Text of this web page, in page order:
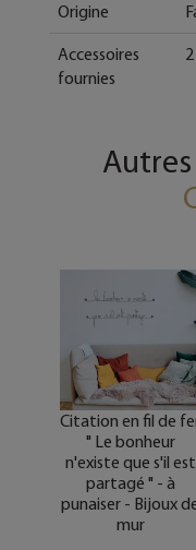
Origine
Accessoires
fournies
Citation en fil de
" Le bonheur
n'existe que s'il est
partagé " - à
punaiser - Bijoux
mur